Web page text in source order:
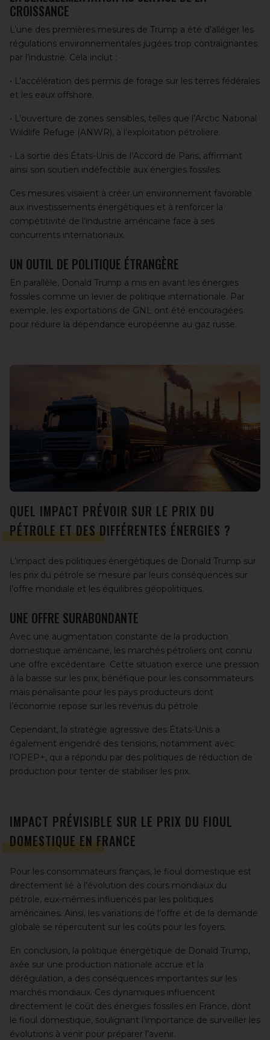
CROISSANCE
L’une des premières mesures de Trump a été d’alléger les
régulations environnementales jugées trop contraignantes
par l’industrie. Cela inclut :
• L’accélération des permis de forage sur les terres fédérales
et les eaux offshore.
• L’ouverture de zones sensibles, telles que l’Arctic National
Wildlife Refuge (ANWR), à l’exploitation pétrolière.
• La sortie des États-Unis de l’Accord de Paris, affirmant
ainsi son soutien indéfectible aux énergies fossiles.
Ces mesures visaient à créer un environnement favorable
aux investissements énergétiques et à renforcer la
compétitivité de l’industrie américaine face à ses
concurrents internationaux.
UN OUTIL DE POLITIQUE ÉTRANGÈRE
En parallèle, Donald Trump a mis en avant les énergies
fossiles comme un levier de politique internationale. Par
exemple, les exportations de GNL ont été encouragées
pour réduire la dépendance européenne au gaz russe.
QUEL IMPACT PRÉVOIR SUR LE PRIX DU
PÉTROLE ET DES DIFFÉRENTES ÉNERGIES ?
L’impact des politiques énergétiques de Donald Trump sur
les prix du pétrole se mesure par leurs conséquences sur
l’offre mondiale et les équilibres géopolitiques.
UNE OFFRE SURABONDANTE
Avec une augmentation constante de la production
domestique américaine, les marchés pétroliers ont connu
une offre excédentaire. Cette situation exerce une pression
à la baisse sur les prix, bénéfique pour les consommateurs
mais pénalisante pour les pays producteurs dont
l’économie repose sur les revenus du pétrole.
Cependant, la stratégie agressive des États-Unis a
également engendré des tensions, notamment avec
l’OPEP+, qui a répondu par des politiques de réduction de
production pour tenter de stabiliser les prix.
IMPACT PRÉVISIBLE SUR LE PRIX DU FIOUL
DOMESTIQUE EN FRANCE
Pour les consommateurs français, le fioul domestique est
directement lié à l’évolution des cours mondiaux du
pétrole, eux-mêmes influencés par les politiques
américaines. Ainsi, les variations de l’offre et de la demande
globale se répercutent sur les coûts pour les foyers.
En conclusion, la politique énergétique de Donald Trump,
axée sur une production nationale accrue et la
dérégulation, a des conséquences importantes sur les
marchés mondiaux. Ces dynamiques influencent
directement le coût des énergies fossiles en France, dont
le fioul domestique, soulignant l’importance de surveiller les
évolutions à venir pour préparer l’avenir.